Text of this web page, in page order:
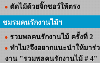
ตัดไม้ด้วยจิ๊กซอว์ให้ตรง
ชมรมคนรักงานไม้ฯ
รวมพลคนรักงานไม้ ครั้งที่ 2
ทำไม?จึงอยากแนะนำให้มาร่
งาน "รวมพลคนรักงานไม้ # 4"